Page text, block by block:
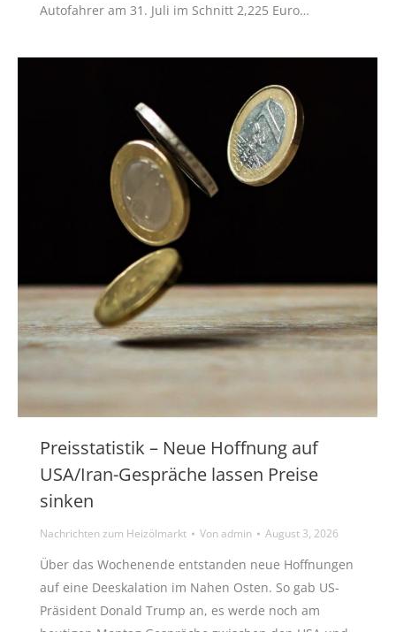
Autofahrer am 31. Juli im Schnitt 2,225 Euro…
Preisstatistik – Neue Hoffnung auf
USA/Iran-Gespräche lassen Preise
sinken
Nachrichten zum Heizölmarkt Vonadmin August 3, 2026
Über das Wochenende entstanden neue Hoffnungen
auf eine Deeskalation im Nahen Osten. So gab US-
Präsident Donald Trump an, es werde noch am